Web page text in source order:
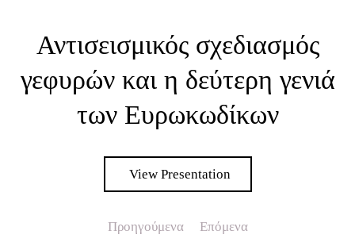
Αντισεισμικός σχεδιασμός
γεφυρών και η δεύτερη γενιά
των Ευρωκωδίκων
View Presentation
Προηγούμενα Επόμενα